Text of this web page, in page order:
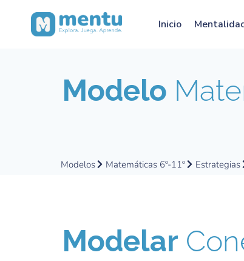
Inicio
Modelo
Modelos Matemáticas 6º-11º Estrategias
Modelar